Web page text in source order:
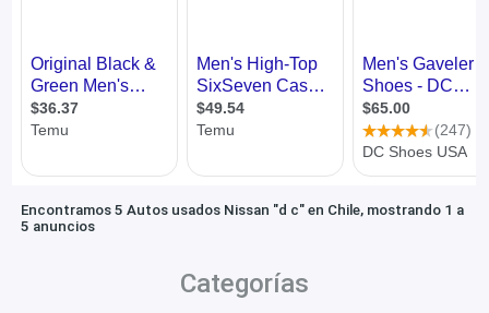
Encontramos 5 Autos usados Nissan "d c" en Chile, mostrando 1 a
5 anuncios
Categorías